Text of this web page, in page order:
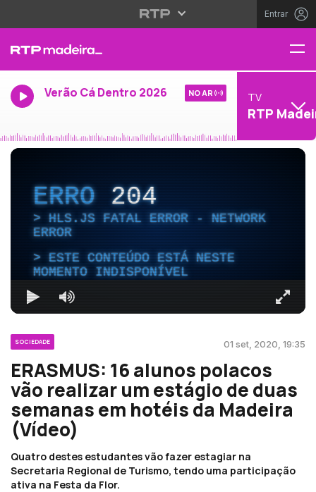
Entrar
Verão Cá Dentro 2026 NO AR TV
RTP
ERRO204
HLS.JS FATAL ERROR - NETWORK
ERROR
ESTE CONTEÚDO ESTÁ NESTE
MOMENTO INDISPONÍVEL
SOCIEDADE 01 set, 2020, 19:35
ERASMUS: 16 alunos polacos
vão realizar um estágio de duas
semanas em hotéis da Madeira
(Vídeo)
Quatro destes estudantes vão fazer estagiar na
Secretaria Regional de Turismo, tendo uma participação
ativa na Festa da Flor.